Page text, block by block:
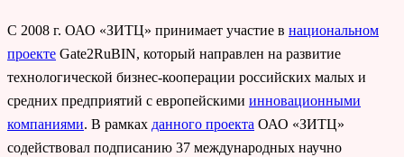
С 2008 г. ОАО «ЗИТЦ» принимает участие в национальном
проекте Gate2RuBIN, который направлен на развитие
технологической бизнес-кооперации российских малых и
средних предприятий с европейскими инновационными
компаниями. В рамках данного проекта ОАО «ЗИТЦ»
содействовал подписанию 37 международных научно